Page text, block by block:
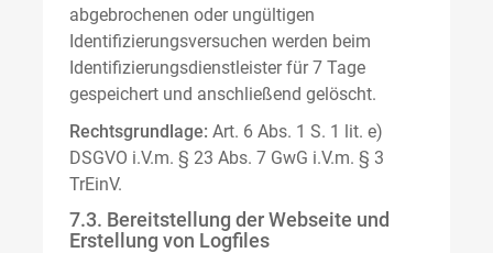
abgebrochenen oder ungültigen
Identifizierungsversuchen werden beim
Identifizierungsdienstleister für 7 Tage
gespeichert und anschließend gelöscht.
Rechtsgrundlage: Art. 6 Abs. 1 S. 1 lit. e)
DSGVO i.V.m. § 23 Abs. 7 GwG i.V.m. § 3
TrEinV.
7.3. Bereitstellung der Webseite und
Erstellung von Logfiles